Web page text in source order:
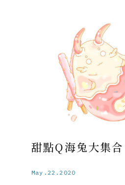
甜點Q海兔大集合
May.22.2020